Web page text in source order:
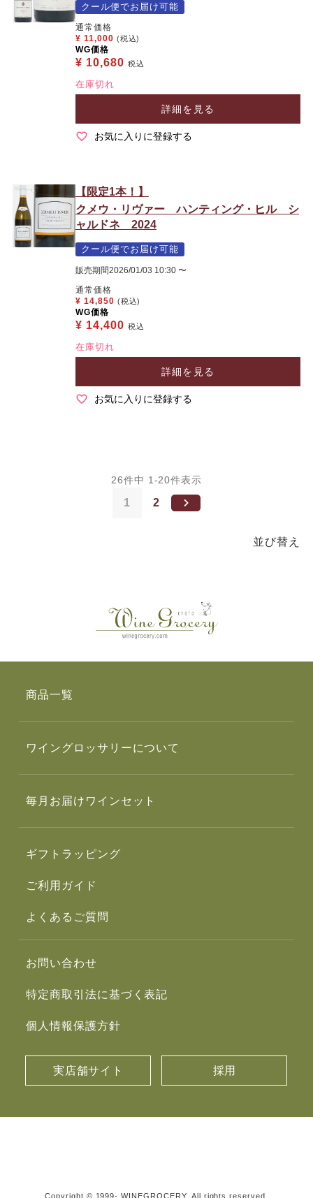
クール便でお届け可能
通常価格
¥ 11,000 (税込)
WG価格
¥ 10,680 税込
在庫切れ
詳細を見る
お気に入りに登録する
【限定1本！】
クメウ・リヴァー ハンティング・ヒル シ
ャルドネ 2024
クール便でお届け可能
販売期間2026/01/03 10:30 〜
通常価格
¥ 14,850 (税込)
WG価格
¥ 14,400 税込
在庫切れ
詳細を見る
お気に入りに登録する
並び替え
26件中 1 -20件表示
1 2
商品一覧
ワイングロッサリーについて
毎月お届けワインセット
ギフトラッピング
ご利用ガイド
よくあるご質問
お問い合わせ
特定商取引法に基づく表記
個人情報保護方針
実店舗サイト 採用
Copyright © 1999- WINEGROCERY. All rights reserved.